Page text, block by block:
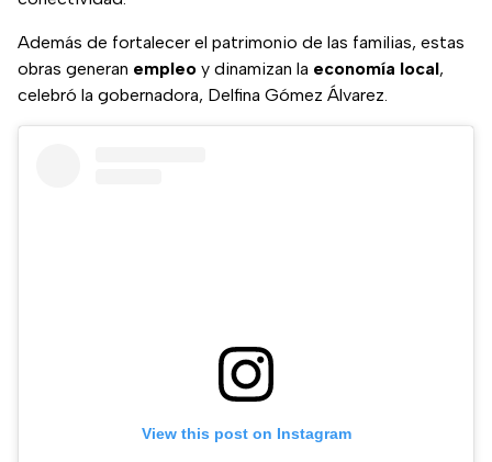
Además de fortalecer el patrimonio de las familias, estas
obras generan empleo y dinamizan la economía local,
celebró la gobernadora, Delfina Gómez Álvarez.
View this post on Instagram